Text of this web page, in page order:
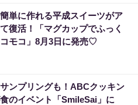
単に作れる平成スイーツがア
復活！「マグカップでふっく
モコ」8月3日に発売♡
ンプリングも！ABCクッキン
のイベント「SmileSai」に